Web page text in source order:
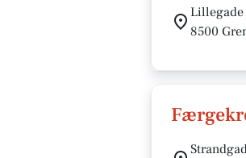
Lillegade
8500